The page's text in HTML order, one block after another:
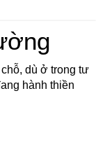
dù ở trong tư
hành thiền